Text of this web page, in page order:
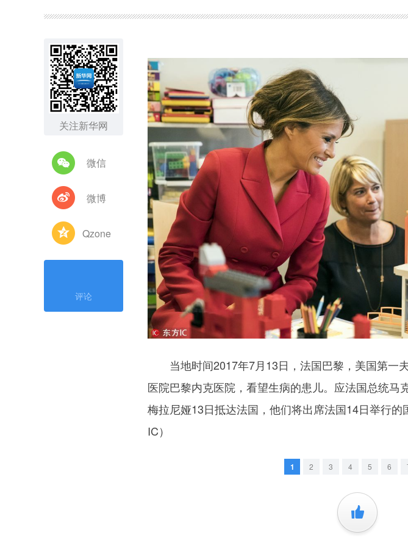
关注新华网
微信
微博
Qzone
评论
当地时间2017年7月13日，法国巴黎，美国第一
医院巴黎内克医院，看望生病的患儿。应法国总统马
梅拉尼娅13日抵达法国，他们将出席法国14日举行
IC）
1 2 3 4 5 6
+1